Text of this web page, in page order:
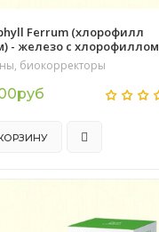
Ferrum (хлорофилл
- железо с хлорофиллом
биокорректоры